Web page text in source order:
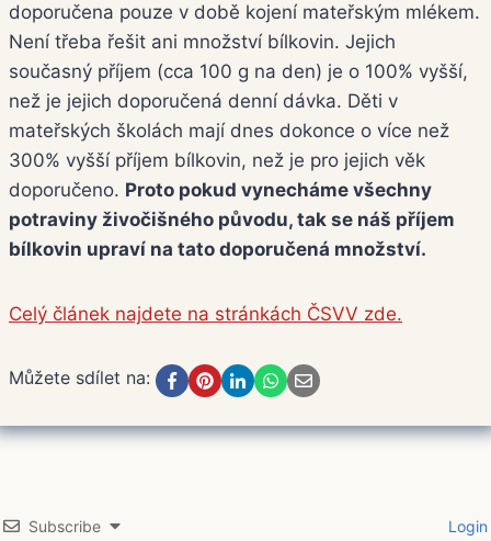
doporučena pouze v době kojení mateřským mlékem.
Není třeba řešit ani množství bílkovin. Jejich
současný příjem (cca 100 g na den) je o 100% vyšší,
než je jejich doporučená denní dávka. Děti v
mateřských školách mají dnes dokonce o více než
300% vyšší příjem bílkovin, než je pro jejich věk
doporučeno. Proto pokud vynecháme všechny
potraviny živočišného původu, tak se náš příjem
bílkovin upraví na tato doporučená množství.
Celý článek najdete na stránkách ČSVV zde.
Můžete sdílet na:
Subscribe Login